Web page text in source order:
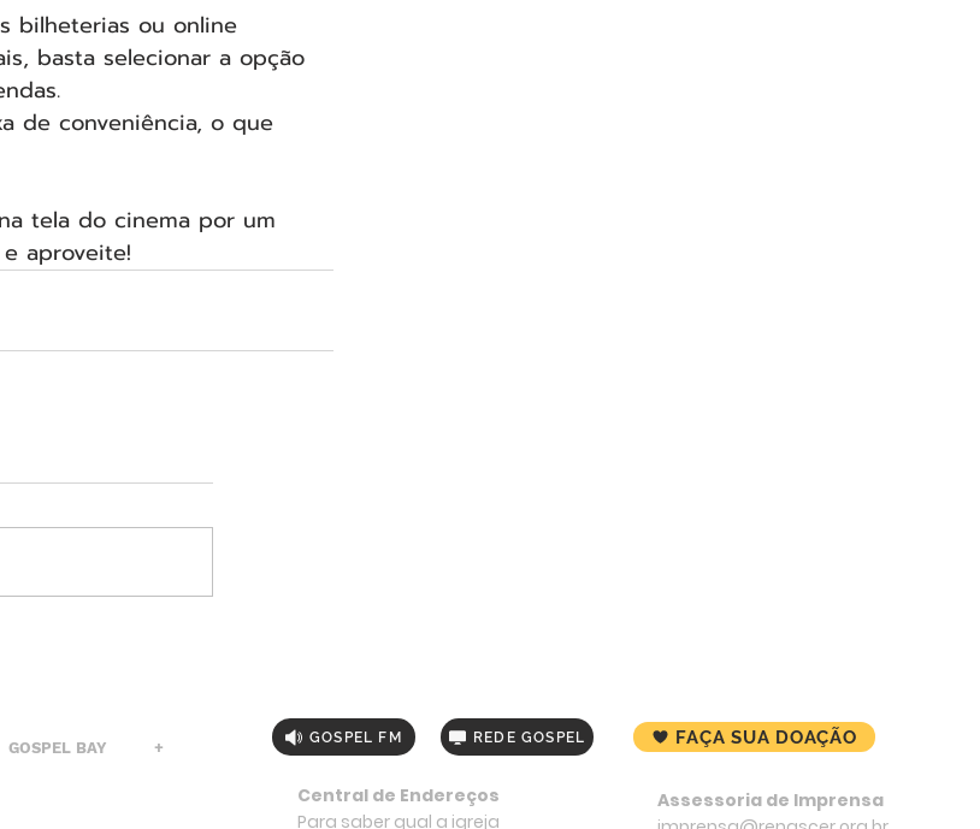
bilheterias ou online
basta selecionar a opção
de conveniência, o que
tela do cinema por um
aproveite!
GOSPEL BAY +
GOSPEL FM REDE GOSPEL
Central de Endereços
Para saber qual a igreja
FAÇA SUA DOAÇÃO
Assessoria de Imprensa